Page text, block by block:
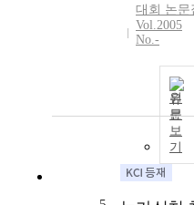
대회 논문
Vol.2005
No.-
원
문
보
기